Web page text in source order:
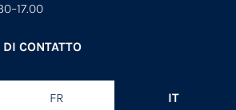
CONTATTO
FR IT